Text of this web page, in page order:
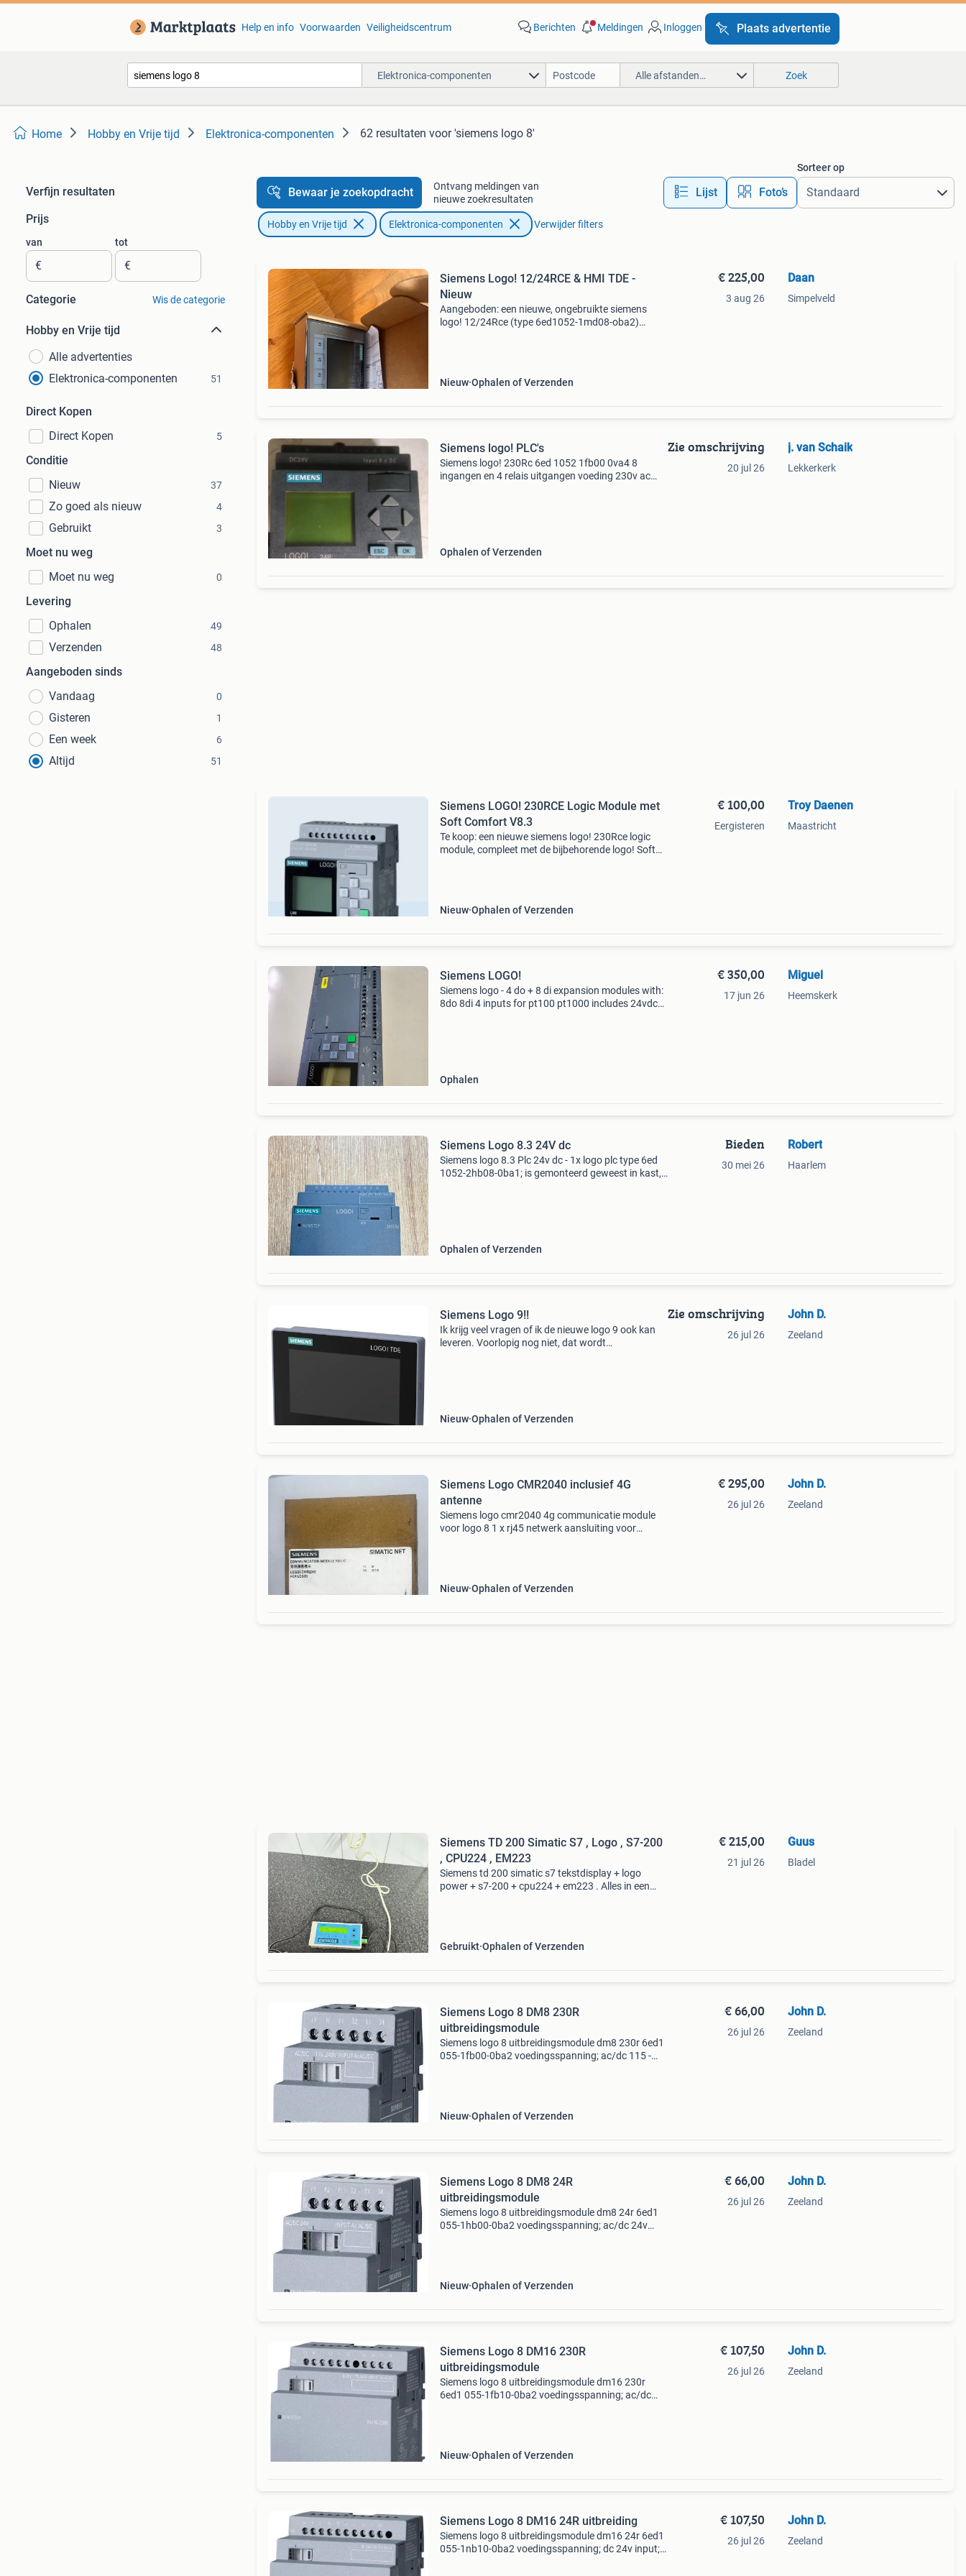
Help en info Voorwaarden Veiligheidscentrum Berichten Meldingen Inloggen Plaats advertentie
Elektronica-componenten Alle afstanden… Zoek
Home Hobby en Vrije tijd Elektronica-componenten 62 resultaten voor 'siemens logo 8'
Verfijn resultaten
Prijs
van
€
tot
€
Categorie Wis de categorie
Hobby en Vrije tijd
Alle advertenties
Elektronica-componenten
51
Direct Kopen
Direct Kopen
5
Conditie
Nieuw
37
Zo goed als nieuw 4
Gebruikt 3
Moet nu weg
Moet nu weg
0
Levering
Ophalen
49
Verzenden 48
Aangeboden sinds
Vandaag
0
Gisteren 1
Een week 6
Altijd 51
Bewaar je zoekopdracht
Ontvang meldingen van
nieuwe zoekresultaten
Lijst Foto’s
Sorteer op
Hobby en Vrije tijd Elektronica-componenten Verwijder filters
Siemens Logo! 12/24RCE & HMI TDE -
Nieuw
Aangeboden: een nieuwe, ongebruikte siemens
logo! 12/24Rce (type 6ed1052-1md08-oba2)
Nieuw Ophalen of Verzenden
€ 225,00
3 aug 26
Daan
Simpelveld
Siemens logo! PLC's
Siemens logo! 230Rc 6ed 1052 1fb00 0va4 8
ingangen en 4 relais uitgangen voeding 230v ac
Ophalen of Verzenden
Zie omschrijving
20 jul 26
j. van Schaik
Lekkerkerk
Siemens LOGO! 230RCE Logic Module met
Soft Comfort V8.3
Te koop: een nieuwe siemens logo! 230Rce logic
module, compleet met de bijbehorende logo! Soft
Nieuw Ophalen of Verzenden
€ 100,00
Eergisteren
Troy Daenen
Maastricht
Siemens LOGO!
Siemens logo - 4 do + 8 di expansion modules with:
8do 8di 4 inputs for pt100 pt1000 includes 24vdc
Ophalen
€ 350,00
17 jun 26
Miguel
Heemskerk
Siemens Logo 8.3 24V dc
Siemens logo 8.3 Plc 24v dc - 1x logo plc type 6ed
1052-2hb08-0ba1; is gemonteerd geweest in kast,
Ophalen of Verzenden
Bieden
30 mei 26
Robert
Haarlem
Siemens Logo 9!!
Ik krijg veel vragen of ik de nieuwe logo 9 ook kan
leveren. Voorlopig nog niet, dat wordt
Nieuw Ophalen of Verzenden
Zie omschrijving
26 jul 26
John D.
Zeeland
Siemens Logo CMR2040 inclusief 4G
antenne
Siemens logo cmr2040 4g communicatie module
voor logo 8 1 x rj45 netwerk aansluiting voor
Nieuw Ophalen of Verzenden
€ 295,00
26 jul 26
John D.
Zeeland
Siemens TD 200 Simatic S7 , Logo , S7-200
, CPU224 , EM223
Siemens td 200 simatic s7 tekstdisplay + logo
power + s7-200 + cpu224 + em223 . Alles in een
Gebruikt Ophalen of Verzenden
€ 215,00
21 jul 26
Guus
Bladel
Siemens Logo 8 DM8 230R
uitbreidingsmodule
Siemens logo 8 uitbreidingsmodule dm8 230r 6ed1
055-1fb00-0ba2 voedingsspanning; ac/dc 115 -
Nieuw Ophalen of Verzenden
€ 66,00
26 jul 26
John D.
Zeeland
Siemens Logo 8 DM8 24R
uitbreidingsmodule
Siemens logo 8 uitbreidingsmodule dm8 24r 6ed1
055-1hb00-0ba2 voedingsspanning; ac/dc 24v
Nieuw Ophalen of Verzenden
€ 66,00
26 jul 26
John D.
Zeeland
Siemens Logo 8 DM16 230R
uitbreidingsmodule
Siemens logo 8 uitbreidingsmodule dm16 230r
6ed1 055-1fb10-0ba2 voedingsspanning; ac/dc
Nieuw Ophalen of Verzenden
€ 107,50
26 jul 26
John D.
Zeeland
Siemens Logo 8 DM16 24R uitbreiding
Siemens logo 8 uitbreidingsmodule dm16 24r 6ed1
055-1nb10-0ba2 voedingsspanning; dc 24v input; 8
€ 107,50
26 jul 26
John D.
Zeeland